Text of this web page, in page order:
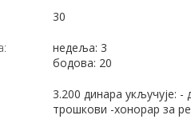
30
недеља: 3
бодова: 20
3.200 динара укључује:
трошкови -хонорар за